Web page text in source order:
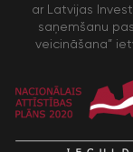
ar Latvijas
saņemšanu
veicināšana”